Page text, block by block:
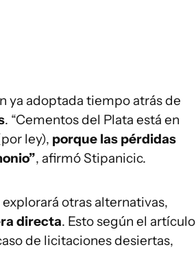
ya adoptada tiempo atrás de
. “Cementos del Plata está en
ley), porque las pérdidas
, afirmó Stipanicic.
otras alternativas,
directa. Esto según el artículo
de licitaciones desiertas,